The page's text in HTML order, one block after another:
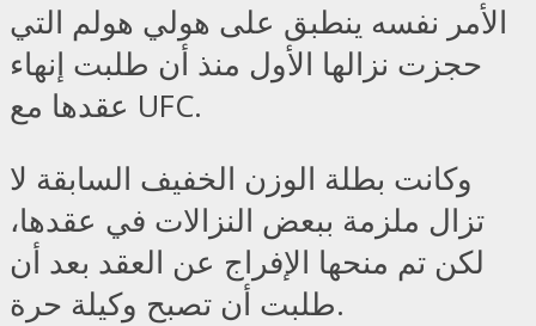
الأمر نفسه ينطبق على هولي هولم التي
حجزت نزالها الأول منذ أن طلبت إنهاء
عقدها مع UFC.
وكانت بطلة الوزن الخفيف السابقة لا
تزال ملزمة ببعض النزالات في عقدها،
لكن تم منحها الإفراج عن العقد بعد أن
طلبت أن تصبح وكيلة حرة.